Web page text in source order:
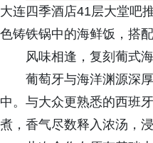
大连四季酒店41层大堂吧
色铸铁锅中的海鲜饭，搭
风味相逢，复刻葡式
葡萄牙与海洋渊源深
中。与大众更熟悉的西班
煮，香气尽数释入浓汤，